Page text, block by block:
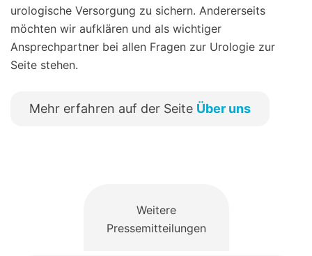
urologische Versorgung zu sichern. Andererseits
möchten wir aufklären und als wichtiger
Ansprechpartner bei allen Fragen zur Urologie zur
Seite stehen.
Mehr erfahren auf der Seite Über uns
Weitere
Pressemitteilungen